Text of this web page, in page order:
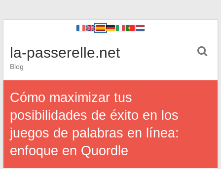
la-passerelle.net
Blog
Cómo maximizar tus
posibilidades de éxito en los
juegos de palabras en línea:
enfoque en Quordle